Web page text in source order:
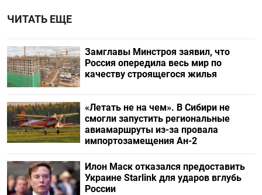
ЧИТАТЬ ЕЩЕ
Замглавы Минстроя заявил, что
Россия опередила весь мир по
качеству строящегося жилья
«Летать не на чем». В Сибири не
смогли запустить региональные
авиамаршруты из-за провала
импортозамещения Ан-2
Илон Маск отказался предоставить
Украине Starlink для ударов вглубь
России